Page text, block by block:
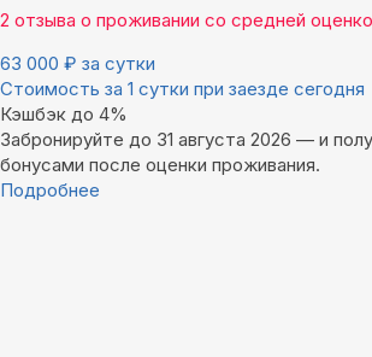
2 отзыва о проживании со средней
63 000 ₽ за сутки
Стоимость за 1 сутки при заезде сегодня
Кэшбэк до 4%
Забронируйте до 31 августа 2026 — и
бонусами после оценки проживания.
Подробнее